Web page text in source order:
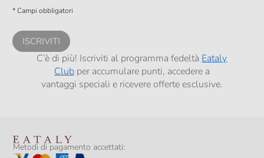
comunicazioni commerciali personalizzate, in caso di consenso prestato ai
* Campi obbligatori
ISCRIVITI
C’è di più! Iscriviti al programma fedeltà Eataly
Clubper accumulare punti, accedere a
vantaggi speciali e ricevere offerte esclusive.
Metodi di pagamento accettati: